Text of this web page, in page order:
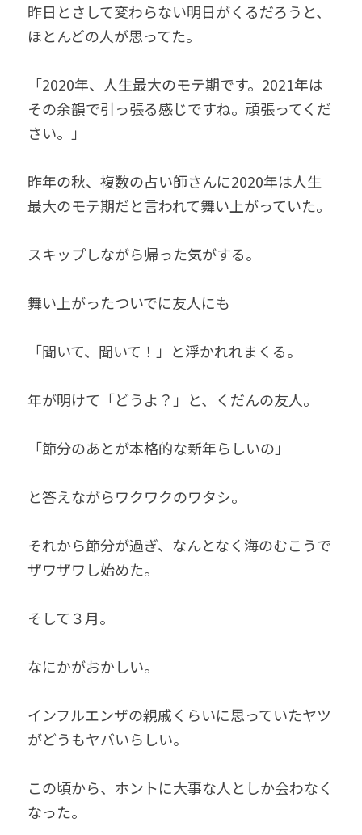
昨日とさして変わらない明日がくるだろうと、
ほとんどの人が思ってた。
「2020年、人生最大のモテ期です。2021年は
その余韻で引っ張る感じですね。頑張ってくだ
さい。」
昨年の秋、複数の占い師さんに2020年は人生
最大のモテ期だと言われて舞い上がっていた。
スキップしながら帰った気がする。
舞い上がったついでに友人にも
「聞いて、聞いて！」と浮かれれまくる。
年が明けて「どうよ？」と、くだんの友人。
「節分のあとが本格的な新年らしいの」
と答えながらワクワクのワタシ。
それから節分が過ぎ、なんとなく海のむこうで
ザワザワし始めた。
そして３月。
なにかがおかしい。
インフルエンザの親戚くらいに思っていたヤツ
がどうもヤバいらしい。
この頃から、ホントに大事な人としか会わなく
なった。